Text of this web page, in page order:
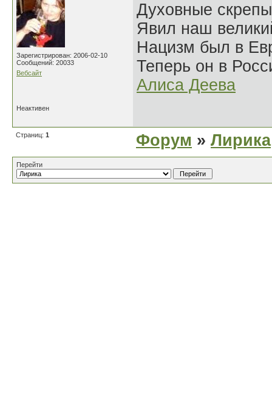
Зарегистрирован: 2006-02-10
Сообщений: 20033
Вебсайт
Духовные
Явил наш
Нацизм был в
Теперь он в
Алиса Деева
Неактивен
Страниц: 1 Форум » Лирика
Перейти